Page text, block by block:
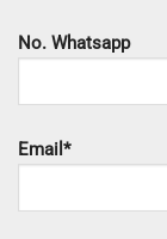
No. Whatsapp
Email*